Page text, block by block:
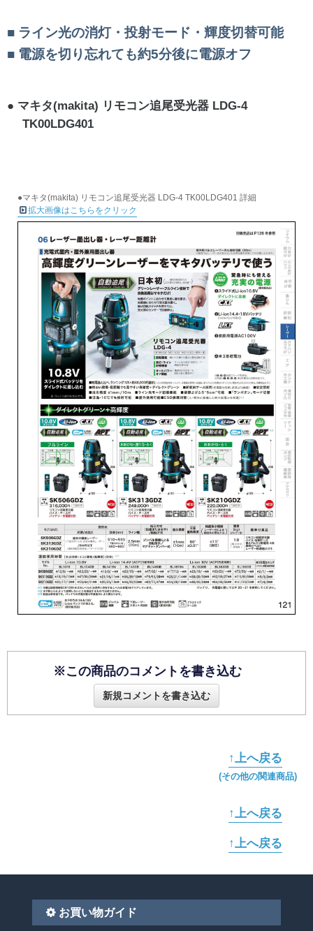
ライン光の消灯・投射モード・輝度切替可能
電源を切り忘れても約5分後に電源オフ
マキタ(makita) リモコン追尾受光器 LDG-4
TK00LDG401
●マキタ(makita) リモコン追尾受光器 LDG-4 TK00LDG401 詳細
拡大画像はこちらをクリック
※この商品のコメントを書き込む
新規コメントを書き込む
↑上へ戻る
(その他の関連商品)
↑上へ戻る
↑上へ戻る
お買い物ガイド